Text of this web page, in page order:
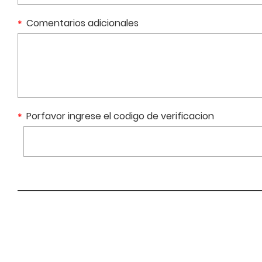
Comentarios adicionales
Porfavor ingrese el codigo de verificacion